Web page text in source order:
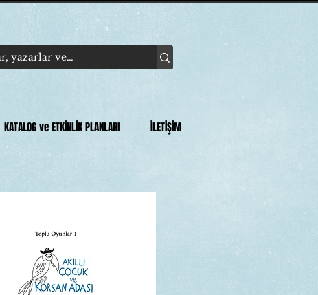
KATALOG ve ETKİNLİK PLANLARI İLETİŞİM